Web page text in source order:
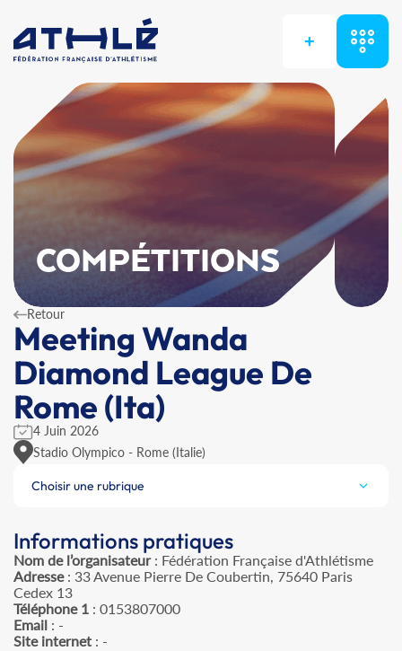
+
COMPÉTITIONS
Retour
Meeting Wanda
Diamond League De
Rome (Ita)
4 Juin 2026
Stadio Olympico - Rome (Italie)
Choisir une rubrique
Informations pratiques
Nom de l’organisateur: Fédération Française d'Athlétisme
Adresse: 33 Avenue Pierre De Coubertin, 75640 Paris
Cedex 13
Téléphone 1 : 0153807000
Email : -
Site internet : -